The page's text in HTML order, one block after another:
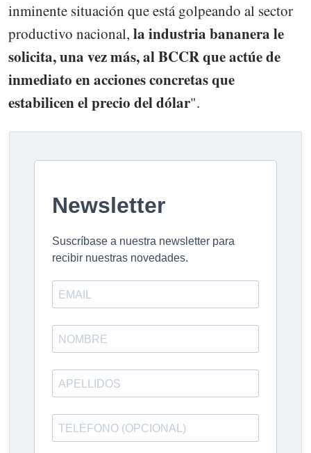
inminente situación que está golpeando al sector
productivo nacional, la industria bananera le
solicita, una vez más, al BCCR que actúe de
inmediato en acciones concretas que
estabilicen el precio del dólar".